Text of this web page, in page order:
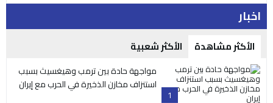
اخبار
الأكثر مشاهدة الأكثر شعبية
1
مواجهة حادة بين ترمب وهيغسيث بسبب
استنزاف مخازن الذخيرة في الحرب مع إيران